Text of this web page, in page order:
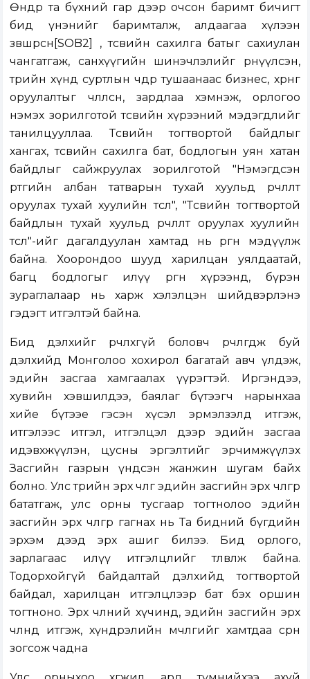
Өнөөдөр та бүхний гар дээр очсон баримт бичигт
бид үнэнийг баримталж, алдаагаа хүлээн
зөвшөөрсөн[SOB2] , төсвийн сахилга батыг сахиулан
чангатгаж, санхүүгийн шинэчлэлийг өрнүүлсэн,
төрийн хүнд суртлын чөдөр тушаанаас бизнес, хөрөнгө
оруулалтыг чөлөөлсөн, зардлаа хэмнэж, орлогоо
нэмэх зорилготой төсвийн хүрээний мэдэгдлийг
танилцууллаа. Төсвийн тогтвортой байдлыг
хангах, төсвийн сахилга бат, бодлогын уян хатан
байдлыг сайжруулах зорилготой "Нэмэгдсэн
өртгийн албан татварын тухай хуульд өөрчлөлт
оруулах тухай хуулийн төсөл", "Төсвийн тогтвортой
байдлын тухай хуульд өөрчлөлт оруулах хуулийн
төсөл"-ийг дагалдуулан хамтад нь өргөн мэдүүлж
байна. Хоорондоо шууд харилцан уялдаатай,
багц бодлогыг илүү өргөн хүрээнд, бүрэн
зураглалаар нь харж хэлэлцэн шийдвэрлэнэ
гэдэгт итгэлтэй байна.
Бид дэлхийг өөрчлөхгүй боловч өөрчлөгдөж буй
дэлхийд Монголоо хохирол багатай авч үлдэж,
эдийн засгаа хамгаалах үүрэгтэй. Иргэндээ,
хувийн хэвшилдээ, баялаг бүтээгч нарынхаа
хийе бүтээе гэсэн хүсэл эрмэлзэлд итгэж,
итгэлээс итгэл, итгэлцэл дээр эдийн засгаа
идэвхжүүлэн, цусны эргэлтийг эрчимжүүлэх
Засгийн газрын үндсэн жанжин шугам байх
болно. Улс төрийн эрх чөлөөг эдийн засгийн эрх чөлөөгөөр
бататгаж, улс орны тусгаар тогтнолоо эдийн
засгийн эрх чөлөөгөөр гагнах нь Та бидний бүгдийн
эрхэм дээд эрх ашиг билээ. Бид орлого,
зарлагаас илүү итгэлцлийг төлөвлөж байна.
Тодорхойгүй байдалтай дэлхийд тогтвортой
байдал, харилцан итгэлцлээр бат бэх оршин
тогтноно. Эрх чөлөөний хүчинд, эдийн засгийн эрх
чөлөөнд итгэж, хүндрэлийн мөчлөгийг хамтдаа сөрөн
зогсож чадна